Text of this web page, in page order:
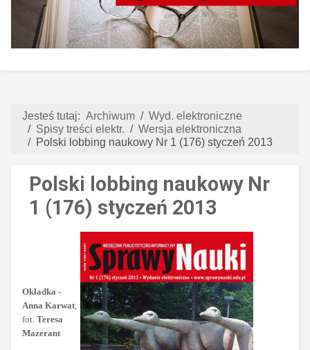
Jesteś tutaj: Archiwum
Wyd. elektroniczne
Spisy treści elektr.
Wersja elektroniczna
Polski lobbing naukowy Nr 1 (176) styczeń 2013
Polski lobbing naukowy Nr
1 (176) styczeń 2013
Okładka -
Anna Karwat
fot. Teresa
Mazerant